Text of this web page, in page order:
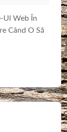
Ul Web În
Când O Să